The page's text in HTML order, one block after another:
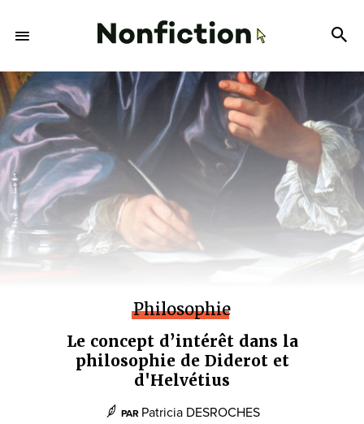
Philosophie
Le concept d’intérêt dans la
philosophie de Diderot et
d'Helvétius
PAR Patricia DESROCHES